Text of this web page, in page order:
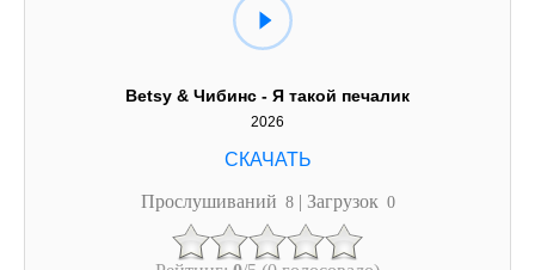
Betsy & Чибинс - Я такой печалик
2026
Прослушиваний 8 | Загрузок 0